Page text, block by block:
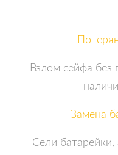
Взлом сейфа без
Замена
Сели